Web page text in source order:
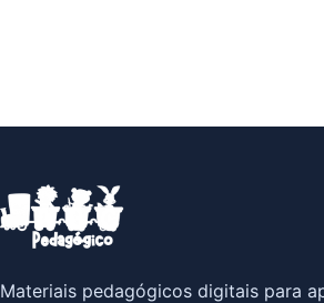
Materiais pedagógicos digitais para